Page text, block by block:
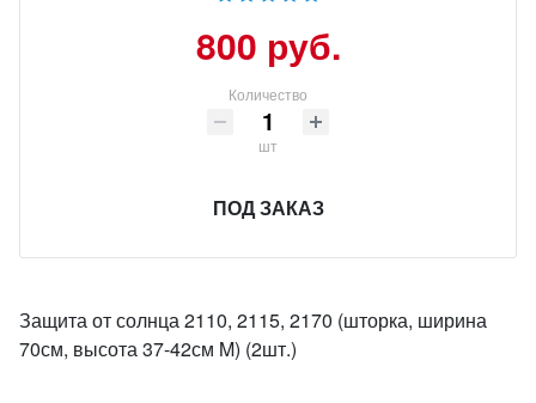
800 руб.
Количество
шт
ПОД ЗАКАЗ
Защита от солнца 2110, 2115, 2170 (шторка, ширина
70см, высота 37-42см M) (2шт.)